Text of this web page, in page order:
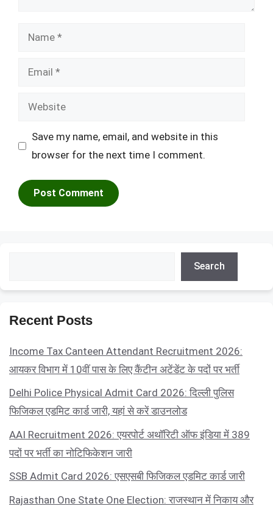
Name
Email
Website
Save my name, email, and website in this
browser for the next time I comment.
Search
Recent Posts
Income Tax Canteen Attendant Recruitment 2026:
आयकर विभाग में 10वीं पास के लिए कैंटीन अटेंडेंट के पदों पर भर्ती
Delhi Police Physical Admit Card 2026: दिल्ली पुलिस
फिजिकल एडमिट कार्ड जारी, यहां से करें डाउनलोड
AAI Recruitment 2026: एयरपोर्ट अथॉरिटी ऑफ इंडिया में 389
पदों पर भर्ती का नोटिफिकेशन जारी
SSB Admit Card 2026: एसएसबी फिजिकल एडमिट कार्ड जारी
Rajasthan One State One Election: राजस्थान में निकाय और